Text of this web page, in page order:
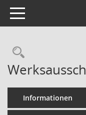
Toggle navigation
Informationen